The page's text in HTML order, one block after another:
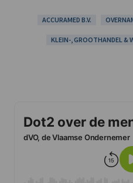
ACCURAMED B.V.
KLEIN-, GROOTHANDEL &